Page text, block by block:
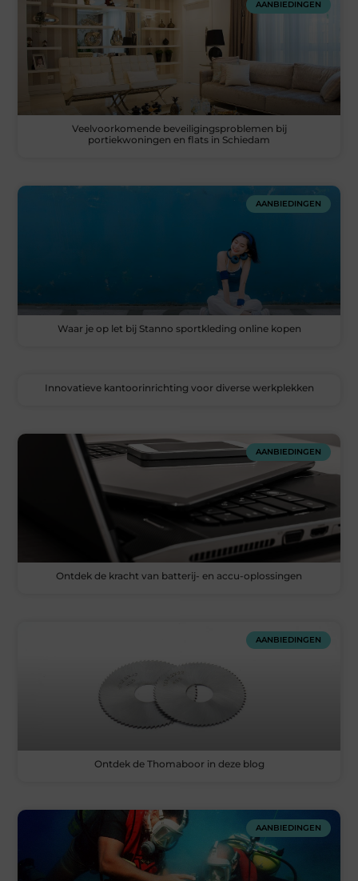
AANBIEDINGEN
Veelvoorkomende beveiligingsproblemen bij
portiekwoningen en flats in Schiedam
AANBIEDINGEN
Waar je op let bij Stanno sportkleding online kopen
Innovatieve kantoorinrichting voor diverse werkplekken
AANBIEDINGEN
Ontdek de kracht van batterij- en accu-oplossingen
AANBIEDINGEN
Ontdek de Thomaboor in deze blog
AANBIEDINGEN